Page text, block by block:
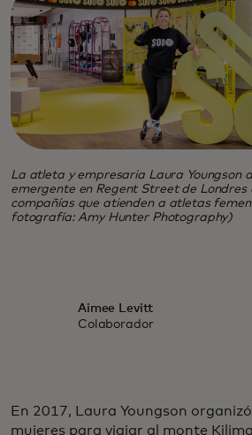
La atleta y empresaria Laura Youngson
emergente en Regent Street de Londres
compañías que atienden a atletas
fotografía: Amy Hunter Photography)
Aimee Levitt
Colaborador
En 2017, Laura Youngson
mujeres para viajar al monte